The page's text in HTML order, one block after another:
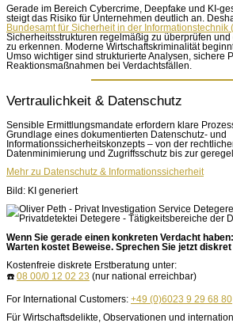
Gerade im Bereich Cybercrime, Deepfake und KI-
steigt das Risiko für Unternehmen deutlich an.
Bundesamt für Sicherheit in der Informationstechnik
Sicherheitsstrukturen regelmäßig zu überprüfen
zu erkennen. Moderne Wirtschaftskriminalität
Umso wichtiger sind strukturierte Analysen, sichere
Reaktionsmaßnahmen bei Verdachtsfällen.
Vertraulichkeit & Datenschutz
Sensible Ermittlungsmandate erfordern klare
Grundlage eines dokumentierten Datenschutz- und
Informationssicherheitskonzepts – von der
Datenminimierung und Zugriffsschutz bis zur
Mehr zu Datenschutz & Informationssicherheit
Bild: KI generiert
Wenn Sie gerade einen konkreten Verdacht haben:
Warten kostet Beweise. Sprechen Sie jetzt
Kostenfreie diskrete Erstberatung unter:
☎️ 08 00/0 12 02 23 (nur national erreichbar)
For International Customers: +49 (0)6023 9 29 68 80
Für Wirtschaftsdelikte, Observationen und